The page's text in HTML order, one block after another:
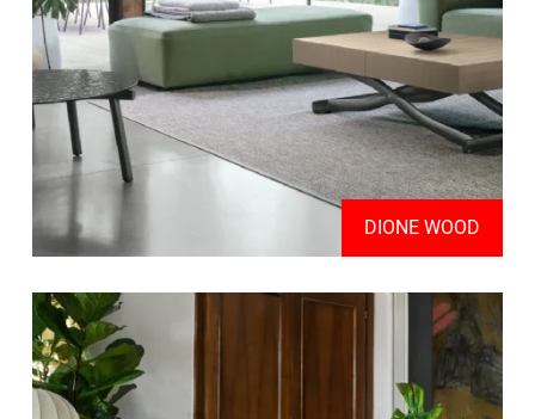
DIONE WOOD